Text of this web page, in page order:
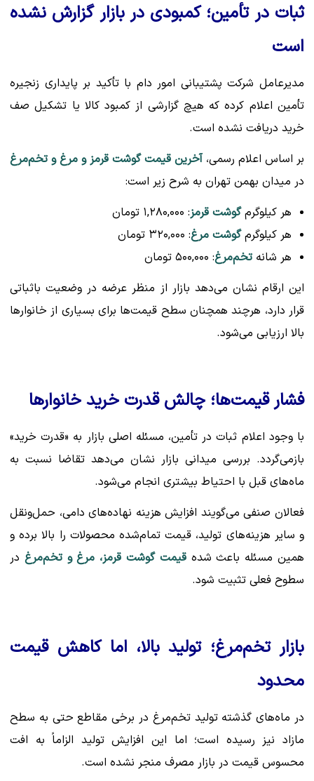
ثبات در تأمین؛ کمبودی در بازار گزارش نشده
است
مدیرعامل شرکت پشتیبانی امور دام با تأکید بر پایداری زنجیره
تأمین اعلام کرده که هیچ گزارشی از کمبود کالا یا تشکیل صف
خرید دریافت نشده است.
بر اساس اعلام رسمی، آخرین قیمت گوشت قرمز و مرغ و تخم‌مرغ
در میدان بهمن تهران به شرح زیر است:
هر کیلوگرمگوشت قرمز: ۱,۲۸۰,۰۰۰ تومان
هر کیلوگرمگوشت مرغ: ۳۲۰,۰۰۰ تومان
هر شانهتخم‌مرغ: ۵۰۰,۰۰۰ تومان
این ارقام نشان می‌دهد بازار از منظر عرضه در وضعیت باثباتی
قرار دارد، هرچند همچنان سطح قیمت‌ها برای بسیاری از خانوارها
بالا ارزیابی می‌شود.
فشار قیمت‌ها؛ چالش قدرت خرید خانوارها
با وجود اعلام ثبات در تأمین، مسئله اصلی بازار به «قدرت خرید»
بازمی‌گردد. بررسی میدانی بازار نشان می‌دهد تقاضا نسبت به
ماه‌های قبل با احتیاط بیشتری انجام می‌شود.
فعالان صنفی می‌گویند افزایش هزینه نهاده‌های دامی، حمل‌ونقل
و سایر هزینه‌های تولید، قیمت تمام‌شده محصولات را بالا برده و
همین مسئله باعث شدهقیمت گوشت قرمز، مرغ و تخم‌مرغ در
سطوح فعلی تثبیت شود.
بازار تخم‌مرغ؛ تولید بالا، اما کاهش قیمت
محدود
در ماه‌های گذشته تولید تخم‌مرغ در برخی مقاطع حتی به سطح
مازاد نیز رسیده است؛ اما این افزایش تولید الزاماً به افت
محسوس قیمت در بازار مصرف منجر نشده است.